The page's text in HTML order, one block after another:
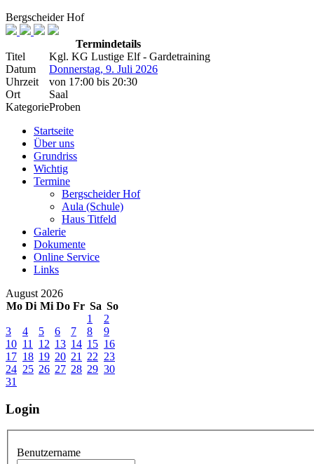
Bergscheider Hof
Termindetails
Titel
Kgl. KG Lustige Elf - Gardetraining
Datum
Donnerstag, 9. Juli 2026
Uhrzeit
von 17:00 bis 20:30
Ort
Saal
KategorieProben
Startseite
Über uns
Grundriss
Wichtig
Termine
Bergscheider Hof
Aula (Schule)
Haus Titfeld
Galerie
Dokumente
Online Service
Links
August 2026
Mo Di Mi Do Fr Sa So
1
2
3
4 5 6 7 8
9
10 11 12 13 14 15 16
17 18 19 20 21 22 23
24 25 26 27 28 29 30
31
Login
Benutzername